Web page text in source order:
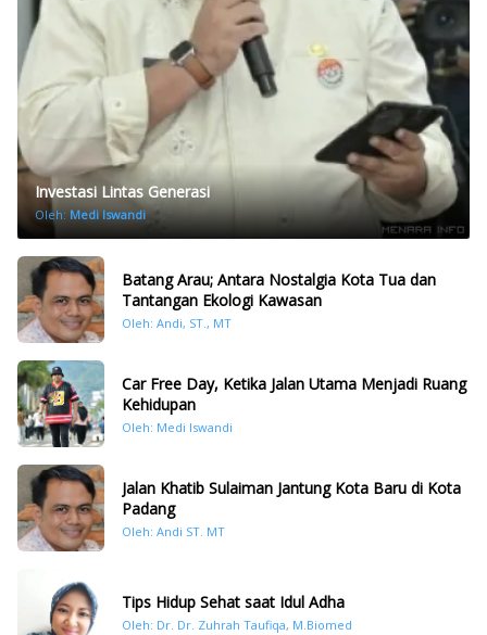
Investasi Lintas Generasi
Oleh: Medi Iswandi
Batang Arau; Antara Nostalgia Kota Tua dan
Tantangan Ekologi Kawasan
Oleh: Andi, ST., MT
Car Free Day, Ketika Jalan Utama Menjadi Ruang
Kehidupan
Oleh: Medi Iswandi
Jalan Khatib Sulaiman Jantung Kota Baru di Kota
Padang
Oleh: Andi ST. MT
Tips Hidup Sehat saat Idul Adha
Oleh: Dr. Dr. Zuhrah Taufiqa, M.Biomed